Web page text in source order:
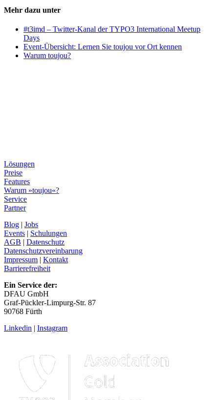
Mehr dazu unter
#t3imd – Twitter-Kanal der TYPO3 International Meetup
Days
Event-Übersicht: Lernen Sie toujou vor Ort kennen
Warum toujou?
Lösungen
Preise
Features
Warum »toujou«?
Service
Partner
Blog | Jobs
Events | Schulungen
AGB | Datenschutz
Datenschutzvereinbarung
Impressum | Kontakt
Barrierefreiheit
Ein Service der:
DFAU GmbH
Graf-Pückler-Limpurg-Str. 87
90768 Fürth
Linkedin | Instagram